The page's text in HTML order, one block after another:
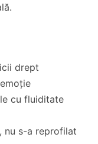
drept
cu fluiditate
nu s-a reprofilat